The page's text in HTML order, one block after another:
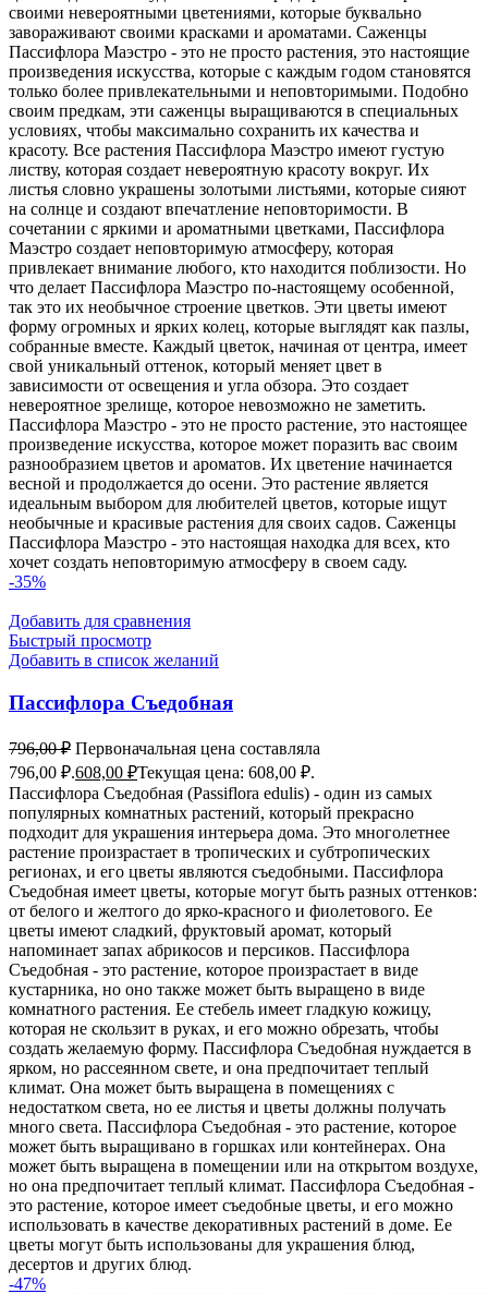
своими невероятными цветениями, которые буквально
завораживают своими красками и ароматами. Саженцы
Пассифлора Маэстро - это не просто растения, это настоящие
произведения искусства, которые с каждым годом становятся
только более привлекательными и неповторимыми. Подобно
своим предкам, эти саженцы выращиваются в специальных
условиях, чтобы максимально сохранить их качества и
красоту. Все растения Пассифлора Маэстро имеют густую
листву, которая создает невероятную красоту вокруг. Их
листья словно украшены золотыми листьями, которые сияют
на солнце и создают впечатление неповторимости. В
сочетании с яркими и ароматными цветками, Пассифлора
Маэстро создает неповторимую атмосферу, которая
привлекает внимание любого, кто находится поблизости. Но
что делает Пассифлора Маэстро по-настоящему особенной,
так это их необычное строение цветков. Эти цветы имеют
форму огромных и ярких колец, которые выглядят как пазлы,
собранные вместе. Каждый цветок, начиная от центра, имеет
свой уникальный оттенок, который меняет цвет в
зависимости от освещения и угла обзора. Это создает
невероятное зрелище, которое невозможно не заметить.
Пассифлора Маэстро - это не просто растение, это настоящее
произведение искусства, которое может поразить вас своим
разнообразием цветов и ароматов. Их цветение начинается
весной и продолжается до осени. Это растение является
идеальным выбором для любителей цветов, которые ищут
необычные и красивые растения для своих садов. Саженцы
Пассифлора Маэстро - это настоящая находка для всех, кто
хочет создать неповторимую атмосферу в своем саду.
-35%
Добавить для сравнения
Быстрый просмотр
Добавить в список желаний
Пассифлора Съедобная
796,00₽ Первоначальная цена составляла
796,00 ₽.608,00 ₽Текущая цена: 608,00 ₽.
Пассифлора Съедобная (Passiflora edulis) - один из самых
популярных комнатных растений, который прекрасно
подходит для украшения интерьера дома. Это многолетнее
растение произрастает в тропических и субтропических
регионах, и его цветы являются съедобными. Пассифлора
Съедобная имеет цветы, которые могут быть разных оттенков:
от белого и желтого до ярко-красного и фиолетового. Ее
цветы имеют сладкий, фруктовый аромат, который
напоминает запах абрикосов и персиков. Пассифлора
Съедобная - это растение, которое произрастает в виде
кустарника, но оно также может быть выращено в виде
комнатного растения. Ее стебель имеет гладкую кожицу,
которая не скользит в руках, и его можно обрезать, чтобы
создать желаемую форму. Пассифлора Съедобная нуждается в
ярком, но рассеянном свете, и она предпочитает теплый
климат. Она может быть выращена в помещениях с
недостатком света, но ее листья и цветы должны получать
много света. Пассифлора Съедобная - это растение, которое
может быть выращивано в горшках или контейнерах. Она
может быть выращена в помещении или на открытом воздухе,
но она предпочитает теплый климат. Пассифлора Съедобная -
это растение, которое имеет съедобные цветы, и его можно
использовать в качестве декоративных растений в доме. Ее
цветы могут быть использованы для украшения блюд,
десертов и других блюд.
-47%